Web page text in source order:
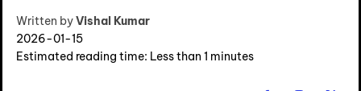
Written byVishal Kumar
2026-01-15
Estimated reading time: Less than 1 minutes